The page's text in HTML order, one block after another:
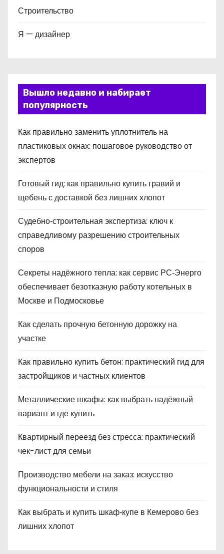
Строительство
Я — дизайнер
Вышло недавно и набирает
популярность
Как правильно заменить уплотнитель на
пластиковых окнах: пошаговое руководство от
экспертов
Готовый гид: как правильно купить гравий и
щебень с доставкой без лишних хлопот
Судебно‑строительная экспертиза: ключ к
справедливому разрешению строительных
споров
Секреты надёжного тепла: как сервис РС‑Энерго
обеспечивает безотказную работу котельных в
Москве и Подмосковье
Как сделать прочную бетонную дорожку на
участке
Как правильно купить бетон: практический гид для
застройщиков и частных клиентов
Металлические шкафы: как выбрать надёжный
вариант и где купить
Квартирный переезд без стресса: практический
чек-лист для семьи
Производство мебели на заказ: искусство
функциональности и стиля
Как выбрать и купить шкаф‑купе в Кемерово без
лишних хлопот